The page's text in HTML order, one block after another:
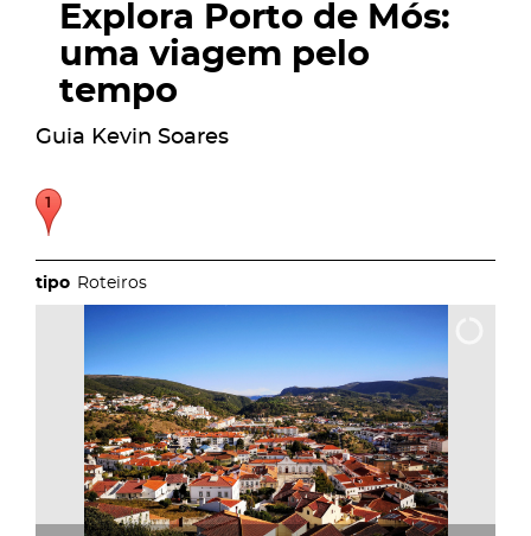
Explora Porto de Mós:
uma viagem pelo
tempo
Guia Kevin Soares
Roteiros